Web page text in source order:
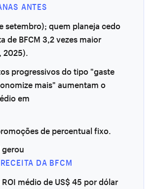
ANTES
setembro); quem planeja cedo
de BFCM 3,2 vezes maior
2025).
progressivos do tipo "gaste
mais" aumentam o
em
de percentual fixo.
gerou
DA BFCM
médio de US$ 45 por dólar